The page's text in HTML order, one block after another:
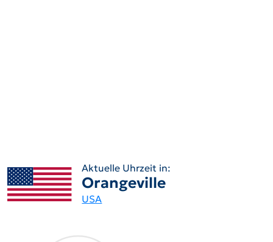
Aktuelle Uhrzeit in:
Orangeville
USA